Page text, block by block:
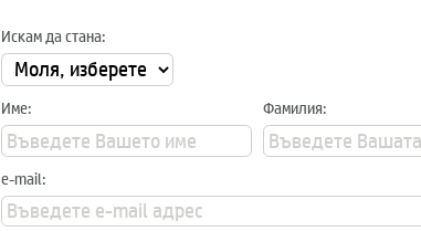
Искам да стана:
Име: Фамилия:
e-mail: